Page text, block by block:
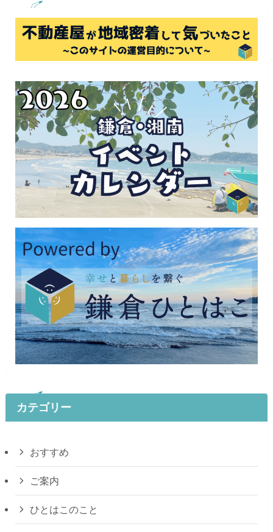
カテゴリー
おすすめ
ご案内
ひとはこのこと